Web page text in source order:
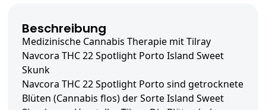
Beschreibung
Medizinische Cannabis Therapie mit Tilray
Navcora THC 22 Spotlight Porto Island Sweet
Skunk
Navcora THC 22 Spotlight Porto sind getrocknete
Blüten (Cannabis flos) der Sorte Island Sweet